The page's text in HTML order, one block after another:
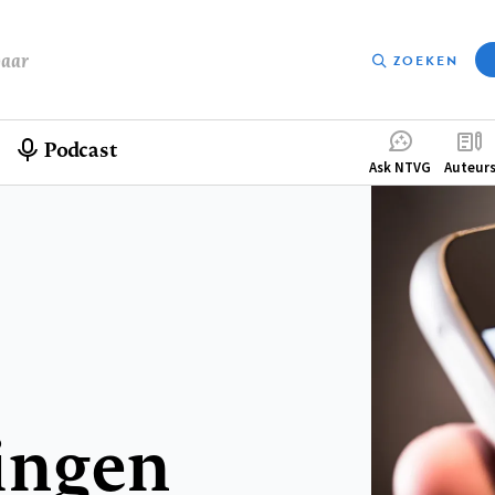
ZOEKEN
Podcast
Ask NTVG Auteurs